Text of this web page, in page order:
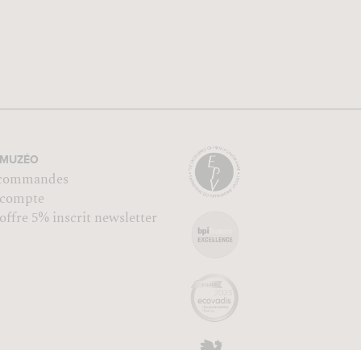
MUZÉO
5% inscrit newsletter